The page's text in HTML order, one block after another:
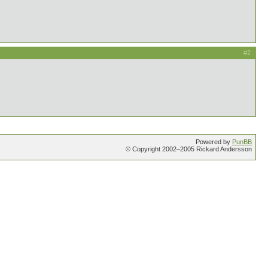
#2
Powered by PunBB
© Copyright 2002–2005 Rickard Andersson